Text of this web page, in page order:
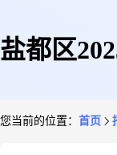
盐都区
您当前的位置： 首页